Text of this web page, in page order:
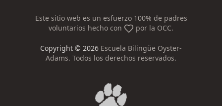
Este sitio web es un esfuerzo 100% de padres
voluntarios hecho con
por la OCC.
Copyright © 2026 Escuela Bilingüe Oyster-
Adams. Todos los derechos reservados.